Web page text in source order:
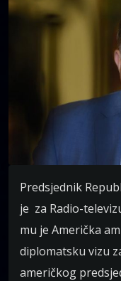
Predsjednik
je za Radio-
mu je Američka
diplomatsku vizu
američkog